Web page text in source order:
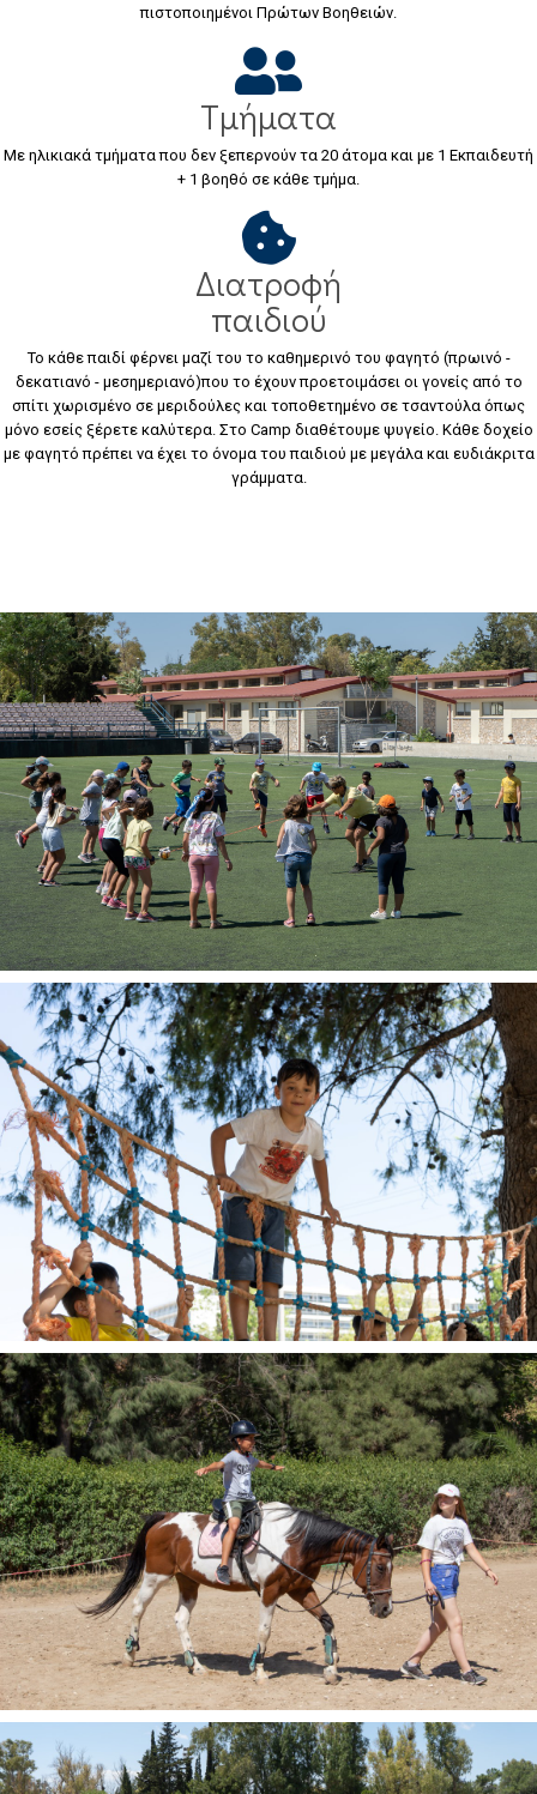
πιστοποιημένοι Πρώτων Βοηθειών.
Τμήματα
Με ηλικιακά τμήματα που δεν ξεπερνούν τα 20 άτομα και με 1 Εκπαιδευτή
+ 1 βοηθό σε κάθε τμήμα.
Διατροφή
παιδιού
Το κάθε παιδί φέρνει μαζί του το καθημερινό του φαγητό (πρωινό -
δεκατιανό - μεσημεριανό)που το έχουν προετοιμάσει οι γονείς από το
σπίτι χωρισμένο σε μεριδούλες και τοποθετημένο σε τσαντούλα όπως
μόνο εσείς ξέρετε καλύτερα. Στο Camp διαθέτουμε ψυγείο. Κάθε δοχείο
με φαγητό πρέπει να έχει το όνομα του παιδιού με μεγάλα και ευδιάκριτα
γράμματα.